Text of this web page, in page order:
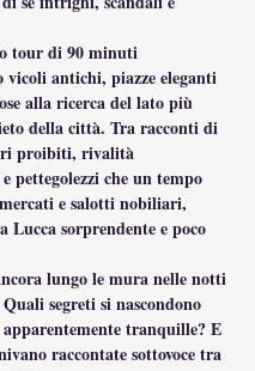
tour di 90 minuti
vicoli antichi, piazze eleganti
alla ricerca del lato più
della città. Tra racconti di
proibiti, rivalità
pettegolezzi che un tempo
e salotti nobiliari,
Lucca sorprendente e poco
lungo le mura nelle notti
segreti si nascondono
tranquille? E
raccontate sottovoce tra